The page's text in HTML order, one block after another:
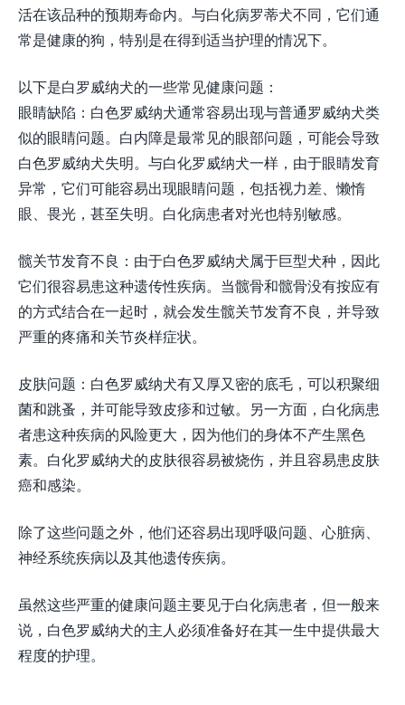
活在该品种的预期寿命内。与白化病罗蒂犬不同，它们通
常是健康的狗，特别是在得到适当护理的情况下。
以下是白罗威纳犬的一些常见健康问题：
眼睛缺陷：白色罗威纳犬通常容易出现与普通罗威纳犬类
似的眼睛问题。白内障是最常见的眼部问题，可能会导致
白色罗威纳犬失明。与白化罗威纳犬一样，由于眼睛发育
异常，它们可能容易出现眼睛问题，包括视力差、懒惰
眼、畏光，甚至失明。白化病患者对光也特别敏感。
髋关节发育不良：由于白色罗威纳犬属于巨型犬种，因此
它们很容易患这种遗传性疾病。当髋骨和髋骨没有按应有
的方式结合在一起时，就会发生髋关节发育不良，并导致
严重的疼痛和关节炎样症状。
皮肤问题：白色罗威纳犬有又厚又密的底毛，可以积聚细
菌和跳蚤，并可能导致皮疹和过敏。另一方面，白化病患
者患这种疾病的风险更大，因为他们的身体不产生黑色
素。白化罗威纳犬的皮肤很容易被烧伤，并且容易患皮肤
癌和感染。
除了这些问题之外，他们还容易出现呼吸问题、心脏病、
神经系统疾病以及其他遗传疾病。
虽然这些严重的健康问题主要见于白化病患者，但一般来
说，白色罗威纳犬的主人必须准备好在其一生中提供最大
程度的护理。